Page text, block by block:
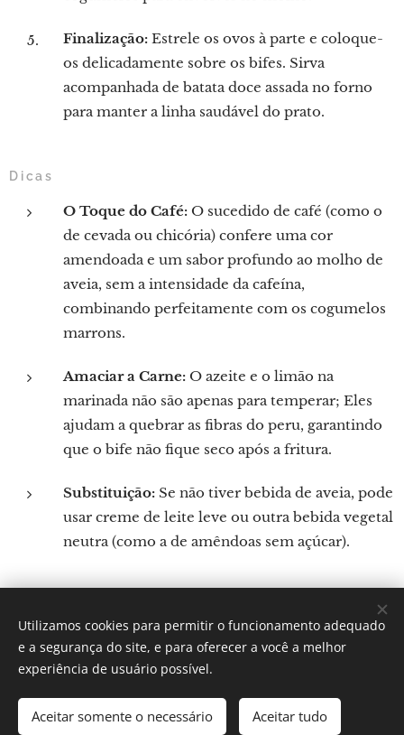
Finalização: Estrele os ovos à parte e coloque-
os delicadamente sobre os bifes. Sirva
acompanhada de batata doce assada no forno
para manter a linha saudável do prato.
Dicas
O Toque do Café: O sucedido de café (como o
de cevada ou chicória) confere uma cor
amendoada e um sabor profundo ao molho de
aveia, sem a intensidade da cafeína,
combinando perfeitamente com os cogumelos
marrons.
Amaciar a Carne: O azeite e o limão na
marinada não são apenas para temperar; Eles
ajudam a quebrar as fibras do peru, garantindo
que o bife não fique seco após a fritura.
Substituição: Se não tiver bebida de aveia, pode
usar creme de leite leve ou outra bebida vegetal
neutra (como a de amêndoas sem açúcar).
Por: Verônica Silveira Nicoletti
Instagram: Gastronomundo.receitas
Idiomas
Português brasileiro
Utilizamos cookies para permitir o funcionamento adequado
e a segurança do site, e para oferecer a você a melhor
experiência de usuário possível.
Aceitar somente o necessário Aceitar tudo